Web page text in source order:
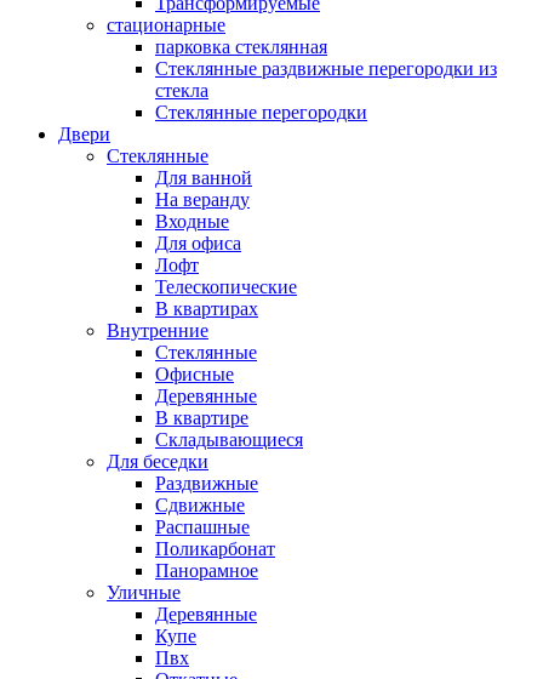
стационарные
парковка стеклянная
Стеклянные раздвижные перегородки из
стекла
Стеклянные перегородки
Двери
Стеклянные
Для ванной
На веранду
Входные
Для офиса
Лофт
Телескопические
В квартирах
Внутренние
Стеклянные
Офисные
Деревянные
В квартире
Складывающиеся
Для беседки
Раздвижные
Сдвижные
Распашные
Поликарбонат
Панорамное
Уличные
Деревянные
Купе
Пвх